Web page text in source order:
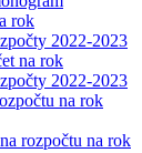
rok
2022-2023
na rok
2022-2023
na rok
rozpočtu na rok